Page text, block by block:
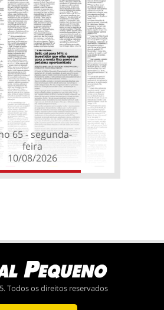
65 - segunda-
feira
10/08/2026
Todos os direitos reservados